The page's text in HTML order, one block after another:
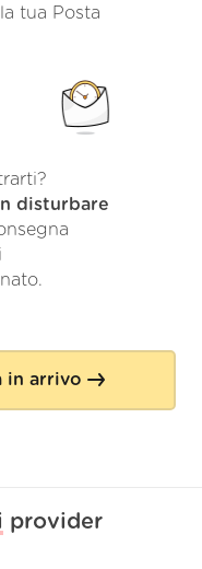
tua Posta
disturbare
in arrivo
provider